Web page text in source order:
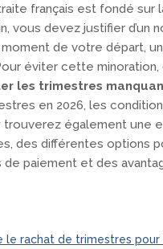
français est fondé sur
vous devez justifier d’un
moment de votre départ,
éviter cette
les trimestres
en 2026, les
trouverez également une
des différentes options
paiement et des
le rachat de trimestres pour